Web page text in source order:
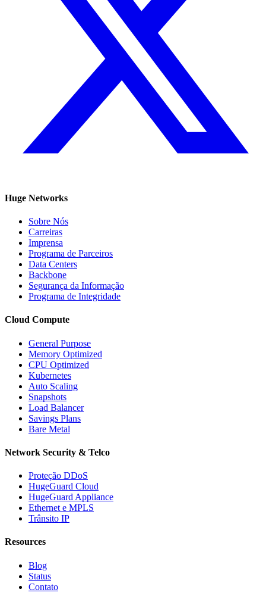
Huge Networks
Sobre Nós
Carreiras
Imprensa
Programa de Parceiros
Data Centers
Backbone
Segurança da Informação
Programa de Integridade
Cloud Compute
General Purpose
Memory Optimized
CPU Optimized
Kubernetes
Auto Scaling
Snapshots
Load Balancer
Savings Plans
Bare Metal
Network Security & Telco
Proteção DDoS
HugeGuard Cloud
HugeGuard Appliance
Ethernet e MPLS
Trânsito IP
Resources
Blog
Status
Contato